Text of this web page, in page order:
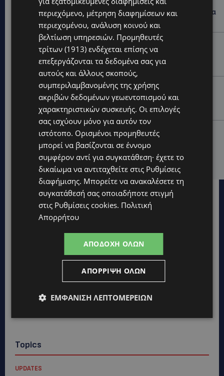
44ο ΦΕΣΤΙΒΑΛ ΛΕΥΚΑΡΩΝ: «Ο άνθρωπος είναι ο
πολιτισμός» – Η ξεχωριστή τιμή που επιφύλαξαν τα
Λεύκαρα-(Βίντεο)
UPDATES
ΜΑΚΑΡΙΟΣ ΔΡΟΥΣΙΩΤΗΣ: Ζητά τη στήριξη του κοινού
για τα δικαστικά έξοδα-Τι λέει ο ίδιος-(Βίντεο)
UPDATES
ΝΙΚΟΣ ΚΑΖΑΝΤΖΑΚΗΣ: Γιατί το έργο του εξακολουθεί
να μας αφορά
UPDATES
ΝΟΣΟΚΟΜΕΙΟ ΛΕΜΕΣΟΥ: «Θα γινόμουν εγώ τα μάτια
του» – Συγκλονίζει η μητέρα του 4χρονου Μάριου:
«Ζούμε σε μια επικίνδυνη πόλη» -(Βίντεο)
Topics
UPDATES
περιεχόμενο, μέτρηση διαφημίσεων και
περιεχομένου, ανάλυση κοινού και
βελτίωση υπηρεσιών. Προμηθευτές
τρίτων (1913) ενδέχεται επίσης να
επεξεργάζονται τα δεδομένα σας για
αυτούς και άλλους σκοπούς,
συμπεριλαμβανομένης της χρήσης
ακριβών δεδομένων γεωεντοπισμού και
χαρακτηριστικών συσκευής. Οι επιλογές
σας ισχύουν μόνο για αυτόν τον
ιστότοπο. Ορισμένοι προμηθευτές
μπορεί να βασίζονται σε έννομο
συμφέρον αντί για συγκατάθεση· έχετε το
δικαίωμα να αντιταχθείτε στις Ρυθμίσεις
διαφήμισης. Μπορείτε να ανακαλέσετε τη
συγκατάθεσή σας οποιαδήποτε στιγμή
στις Ρυθμίσεις cookies. Πολιτική
Απορρήτου
ΑΠΟΔΟΧΉ ΌΛΩΝ
ΑΠΌΡΡΙΨΗ ΌΛΩΝ
ΕΜΦΆΝΙΣΗ ΛΕΠΤΟΜΕΡΕΙΏΝ